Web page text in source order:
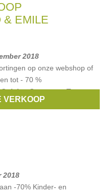
& EMILE
2018
op onze webshop of
tot - 70 %
Geisha,Someone,Tommy
VERKOOP
2018
-70% Kinder- en